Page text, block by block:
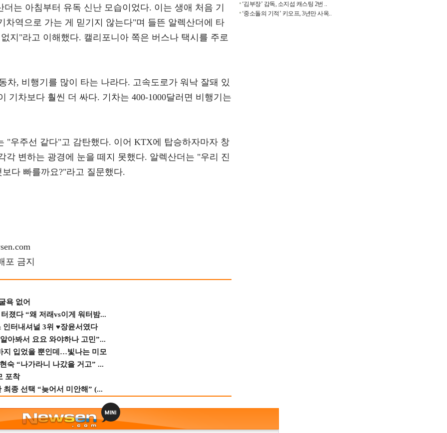
는 아침부터 유독 신난 모습이었다. 이는 생애 처음 기
차역으로 가는 게 믿기지 않는다"며 들뜬 알렉산더에 타
지"라고 이해했다. 캘리포니아 쪽은 버스나 택시를 주로
차, 비행기를 많이 타는 나라다. 고속도로가 워낙 잘돼 있
기차보다 훨씬 더 싸다. 기차는 400-1000달러면 비행기는
"우주선 같다"고 감탄했다. 이어 KTX에 탑승하자마자 창
각 변하는 광경에 눈을 떼지 못했다. 알렉산더는 "우리 진
다 빠를까요?"라고 질문했다.
포 금지
욕 없어
졌다 “왜 저래vs이게 워터밤...
인터내셔널 3위 ♥장윤서였다
아봐서 요요 와야하나 고민”...
지 입었을 뿐인데…빛나는 미모
숙 “나가라니 나갔을 거고” ...
포착
종 선택 “늦어서 미안해” (...
‘김부장’ 감독, 소지섭 캐스팅 2번 ..
‘중소돌의 기적’ 키오프, 3년만 사옥..